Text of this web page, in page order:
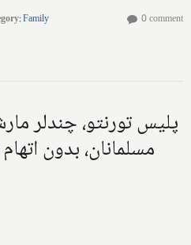
:Family 0 comment
مسلمانان، بدون